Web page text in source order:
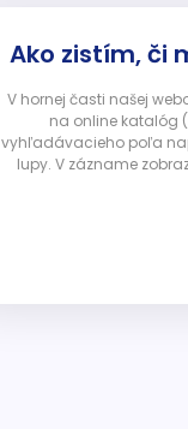
Ako zistím, či
V hornej časti našej
na online katalóg
vyhľadávacieho poľa
lupy. V zázname